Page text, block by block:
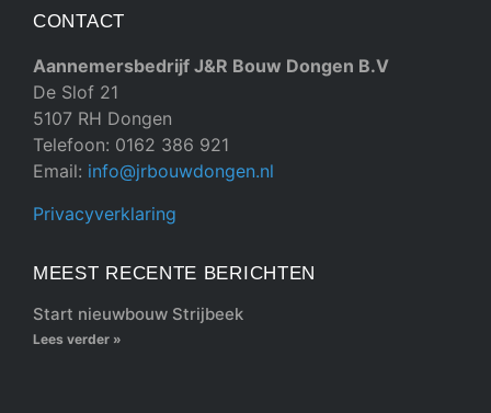
CONTACT
Aannemersbedrijf J&R Bouw Dongen B.V
De Slof 21
5107 RH Dongen
Telefoon: 0162 386 921
Email: info@jrbouwdongen.nl
Privacyverklaring
MEEST RECENTE BERICHTEN
Start nieuwbouw Strijbeek
Lees verder »